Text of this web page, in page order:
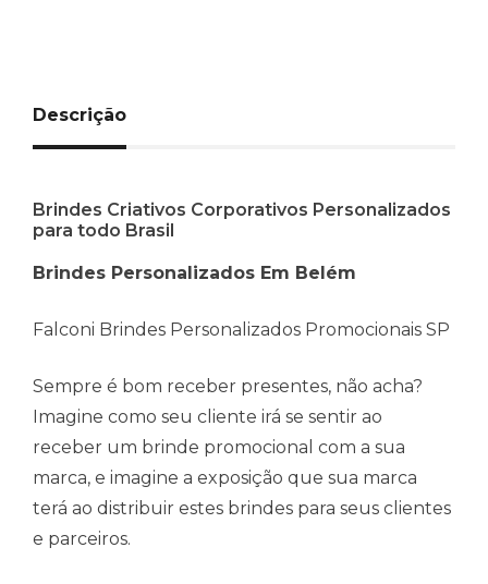
Descrição
Brindes Criativos Corporativos Personalizados
para todo Brasil
Brindes Personalizados Em Belém
Falconi Brindes Personalizados Promocionais SP
Sempre é bom receber presentes, não acha?
Imagine como seu cliente irá se sentir ao
receber um brinde promocional com a sua
marca, e imagine a exposição que sua marca
terá ao distribuir estes brindes para seus clientes
e parceiros.